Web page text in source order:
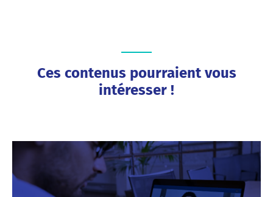
Ces contenus pourraient vous
intéresser !